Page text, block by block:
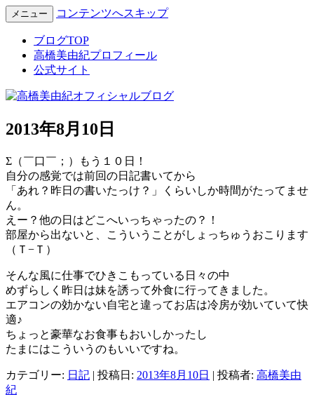
高橋美由紀オフィシャルブロ
グ
Miyuki Takahashi Official Blog
メニュー コンテンツへスキップ
ブログTOP
高橋美由紀プロフィール
公式サイト
2013年8月10日
Σ（￣口￣；）もう１０日！
自分の感覚では前回の日記書いてから
「あれ？昨日の書いたっけ？」くらいしか時間がたってませ
ん。
えー？他の日はどこへいっちゃったの？！
部屋から出ないと、こういうことがしょっちゅうおこります
（Ｔ−Ｔ）
そんな風に仕事でひきこもっている日々の中
めずらしく昨日は妹を誘って外食に行ってきました。
エアコンの効かない自宅と違ってお店は冷房が効いていて快
適♪
ちょっと豪華なお食事もおいしかったし
たまにはこういうのもいいですね。
カテゴリー: 日記 | 投稿日: 2013年8月10日 | 投稿者: 高橋美由
紀